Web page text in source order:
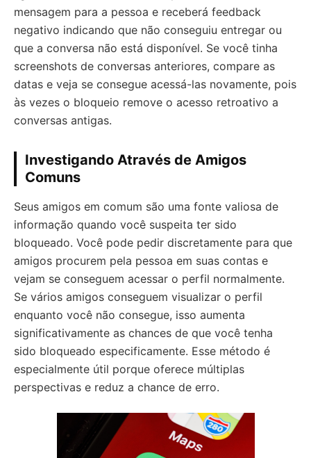
mensagem para a pessoa e receberá feedback
negativo indicando que não conseguiu entregar ou
que a conversa não está disponível. Se você tinha
screenshots de conversas anteriores, compare as
datas e veja se consegue acessá-las novamente, pois
às vezes o bloqueio remove o acesso retroativo a
conversas antigas.
Investigando Através de Amigos
Comuns
Seus amigos em comum são uma fonte valiosa de
informação quando você suspeita ter sido
bloqueado. Você pode pedir discretamente para que
amigos procurem pela pessoa em suas contas e
vejam se conseguem acessar o perfil normalmente.
Se vários amigos conseguem visualizar o perfil
enquanto você não consegue, isso aumenta
significativamente as chances de que você tenha
sido bloqueado especificamente. Esse método é
especialmente útil porque oferece múltiplas
perspectivas e reduz a chance de erro.